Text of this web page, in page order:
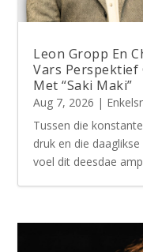
Leon Gropp En
Vars Perspektief
Met “Saki Maki”
Aug 7, 2026 |
Tussen die
druk en die
voel dit deesdae